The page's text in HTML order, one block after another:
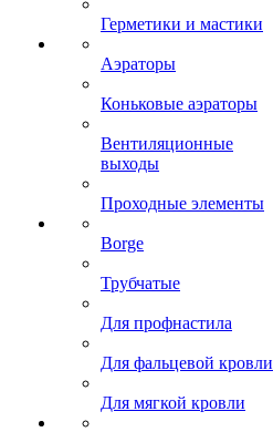
Герметики и мастики
Аэраторы
Коньковые аэраторы
Вентиляционные
выходы
Проходные элементы
Borge
Трубчатые
Для профнастила
Для фальцевой кровли
Для мягкой кровли